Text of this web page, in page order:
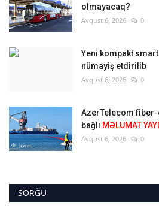
olmayacaq?
Avqust 6, 2026 0
Yeni kompakt
nümayiş etdirilib
Avqust 6, 2026 0
AzerTelecom
bağlı MƏLUMAT
Avqust 6, 2026 0
SORĞU